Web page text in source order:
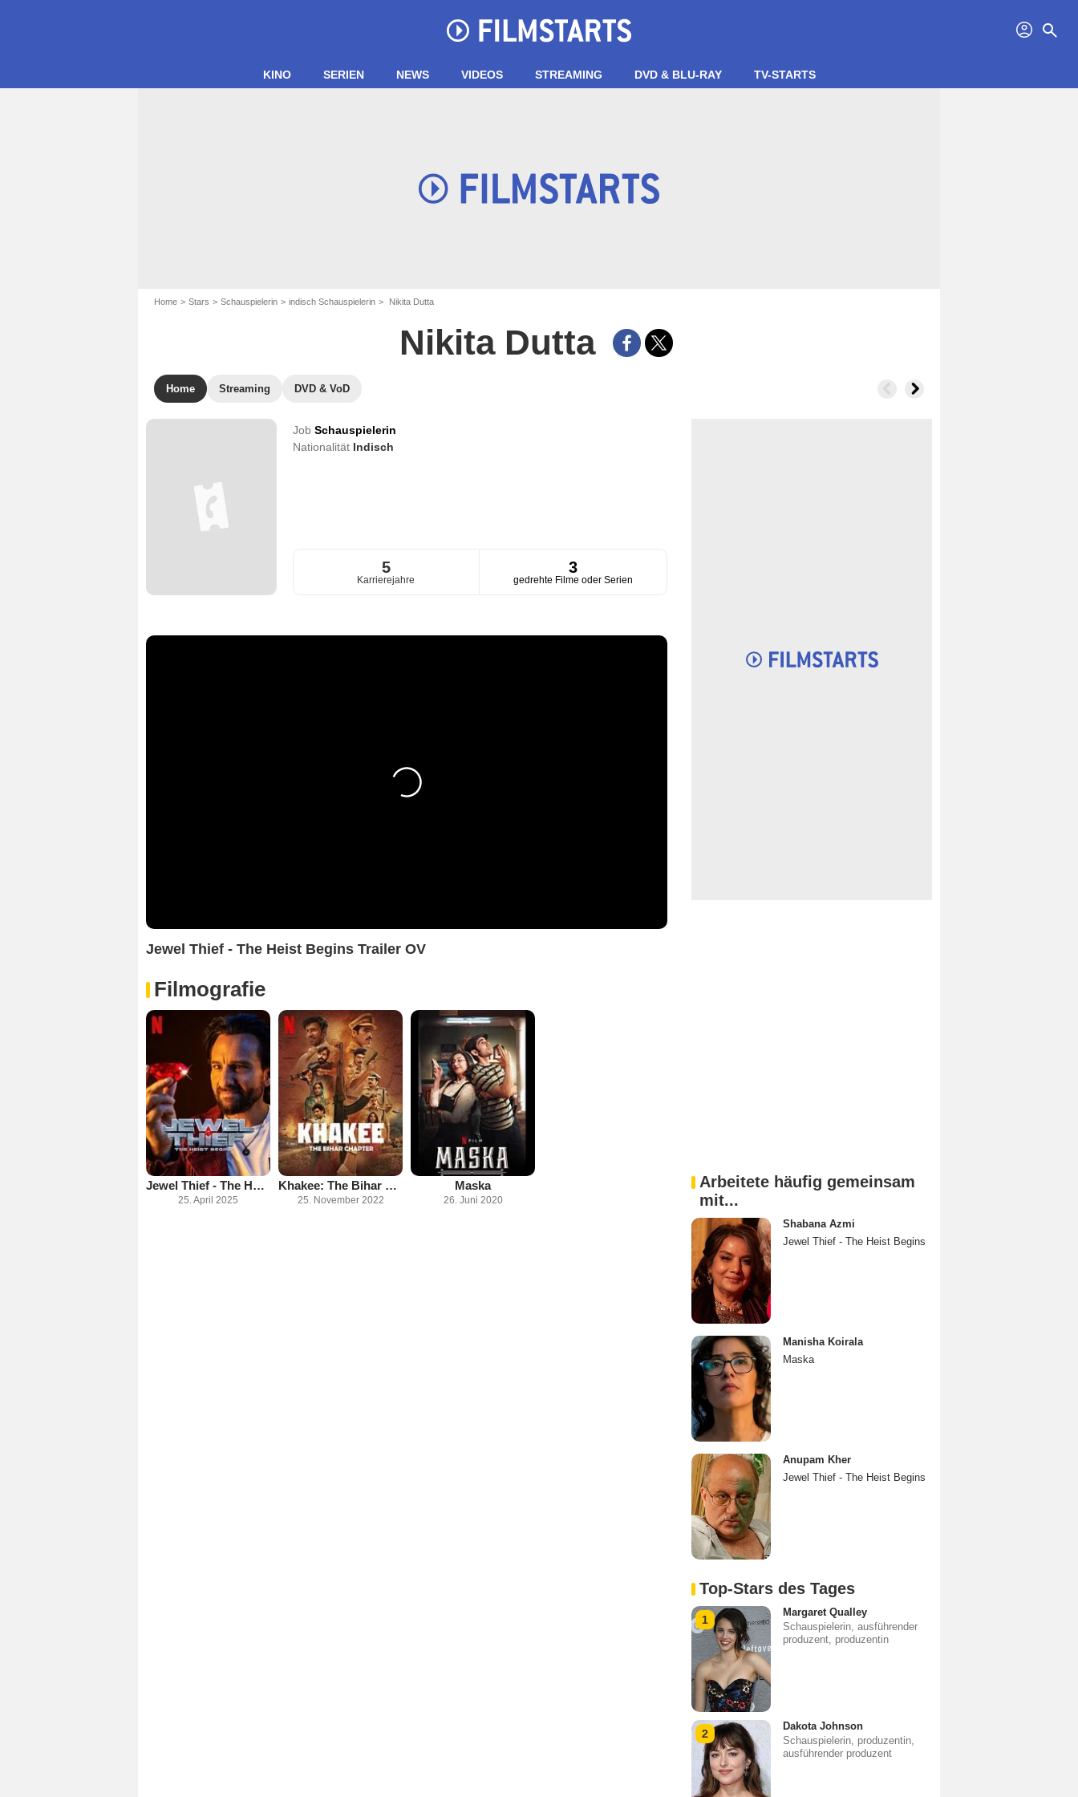
profil search
KINO SERIEN NEWS VIDEOS STREAMING DVD & BLU-RAY TV-STARTS
Home Stars Schauspielerin indisch Schauspielerin Nikita Dutta
Nikita Dutta
Home Streaming DVD & VoD
Job Schauspielerin
Nationalität Indisch
5
Karrierejahre
3
gedrehte Filme oder Serien
Jewel Thief - The Heist Begins Trailer OV
Filmografie
Jewel Thief - The Heist Begins
25. April 2025
Khakee: The Bihar Chapter
25. November 2022
Maska
26. Juni 2020
Arbeitete häufig gemeinsam
mit...
Shabana Azmi
Jewel Thief - The Heist Begins
Manisha Koirala
Maska
Anupam Kher
Jewel Thief - The Heist Begins
Top-Stars des Tages
1
Margaret Qualley
Schauspielerin, ausführender
produzent, produzentin
2
Dakota Johnson
Schauspielerin, produzentin,
ausführender produzent